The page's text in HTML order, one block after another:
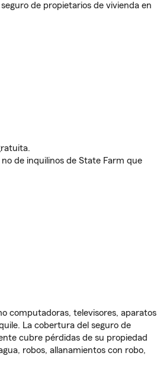
de propietarios de vivienda en
de inquilinos de State Farm que
computadoras, televisores, aparatos
La cobertura del seguro de
cubre pérdidas de su propiedad
robos, allanamientos con robo,